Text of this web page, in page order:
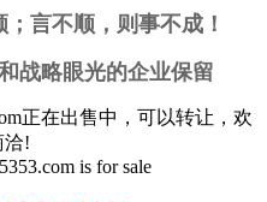
言不顺，则事不成！
战略眼光的企业保留
正在出售中，可以转让，欢
洽!
is for sale